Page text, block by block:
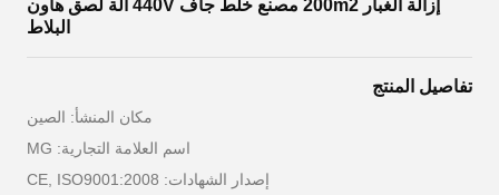
إزالة الغبار 200m2 مصنع خلط جاف 440V آلة لصق هاون
البلاط
تفاصيل المنتج
مكان المنشأ: الصين
اسم العلامة التجارية: MG
إصدار الشهادات: CE, ISO9001:2008